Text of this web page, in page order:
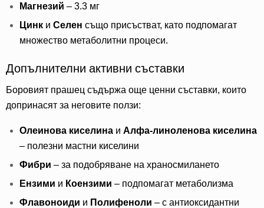
Магнезий – 3.3 мг
Цинк и Селен също присъстват, като подпомагат
множество метаболитни процеси.
Допълнителни активни съставки
Боровият прашец съдържа още ценни съставки, които
допринасят за неговите ползи:
Олеинова киселина и Алфа-линоленова киселина
– полезни мастни киселини
Фибри – за подобряване на храносмилането
Ензими и Коензими – подпомагат метаболизма
Флавоноиди и Полифеноли – с антиоксидантни